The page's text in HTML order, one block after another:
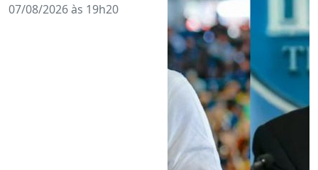
07/08/2026 às 19h20